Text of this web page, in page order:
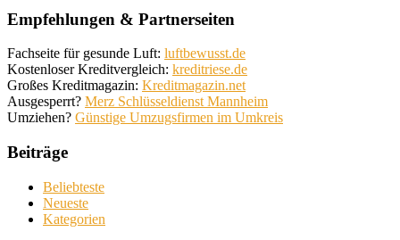
Empfehlungen & Partnerseiten
Fachseite für gesunde Luft: luftbewusst.de
Kostenloser Kreditvergleich: kreditriese.de
Großes Kreditmagazin: Kreditmagazin.net
Ausgesperrt? Merz Schlüsseldienst Mannheim
Umziehen? Günstige Umzugsfirmen im Umkreis
Beiträge
Beliebteste
Neueste
Kategorien